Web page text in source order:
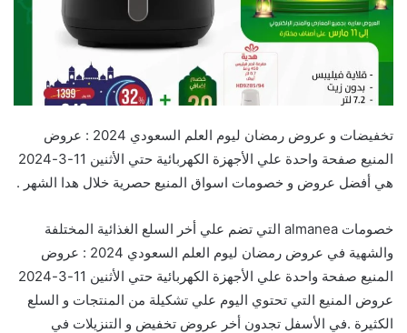
تخفيضات و عروض رمضان ليوم العلم السعودي 2024 : عروض
المنيع صفحة واحدة علي الأجهزة الكهربائية حتي الأثنين 11-3-2024
هي أفضل عروض و خصومات اسواق المنيع حصرية خلال هدا الشهر .
خصومات almanea التي تضم علي أخر السلع الغذائية المختلفة
والشهية في عروض رمضان ليوم العلم السعودي 2024 : عروض
المنيع صفحة واحدة علي الأجهزة الكهربائية حتي الأثنين 11-3-2024
عروض المنيع التي تحتوي اليوم علي تشكيلة من المنتجات و السلع
الكثيرة .في الأسفل تجدون أخر عروض تخفيض و التنزيلات في